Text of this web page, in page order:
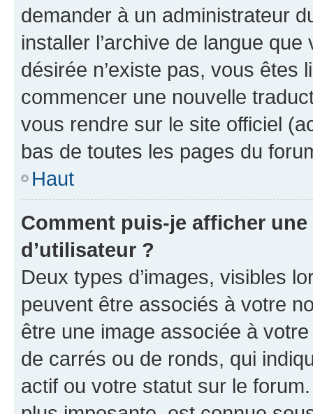
demander à un administrateur
installer l’archive de langue
désirée n’existe pas, vous êtes
commencer une nouvelle
vous rendre sur le site officiel
bas de toutes les pages du
Haut
Comment puis-je afficher
d’utilisateur ?
Deux types d’images, visibles
peuvent être associés à votre
être une image associée à
de carrés ou de ronds, qui
actif ou votre statut sur le